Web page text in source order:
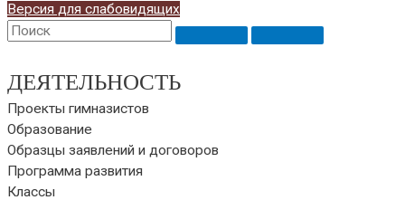
Версия для слабовидящих
ДЕЯТЕЛЬНОСТЬ
Проекты гимназистов
Образование
Образцы заявлений и договоров
Программа развития
Классы